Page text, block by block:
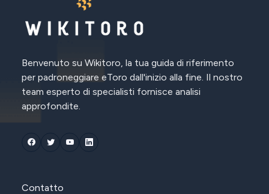
Benvenuto su Wikitoro, la tua guida di riferimento
per padroneggiare eToro dall'inizio alla fine. Il nostro
team esperto di specialisti fornisce analisi
approfondite.
Contatto